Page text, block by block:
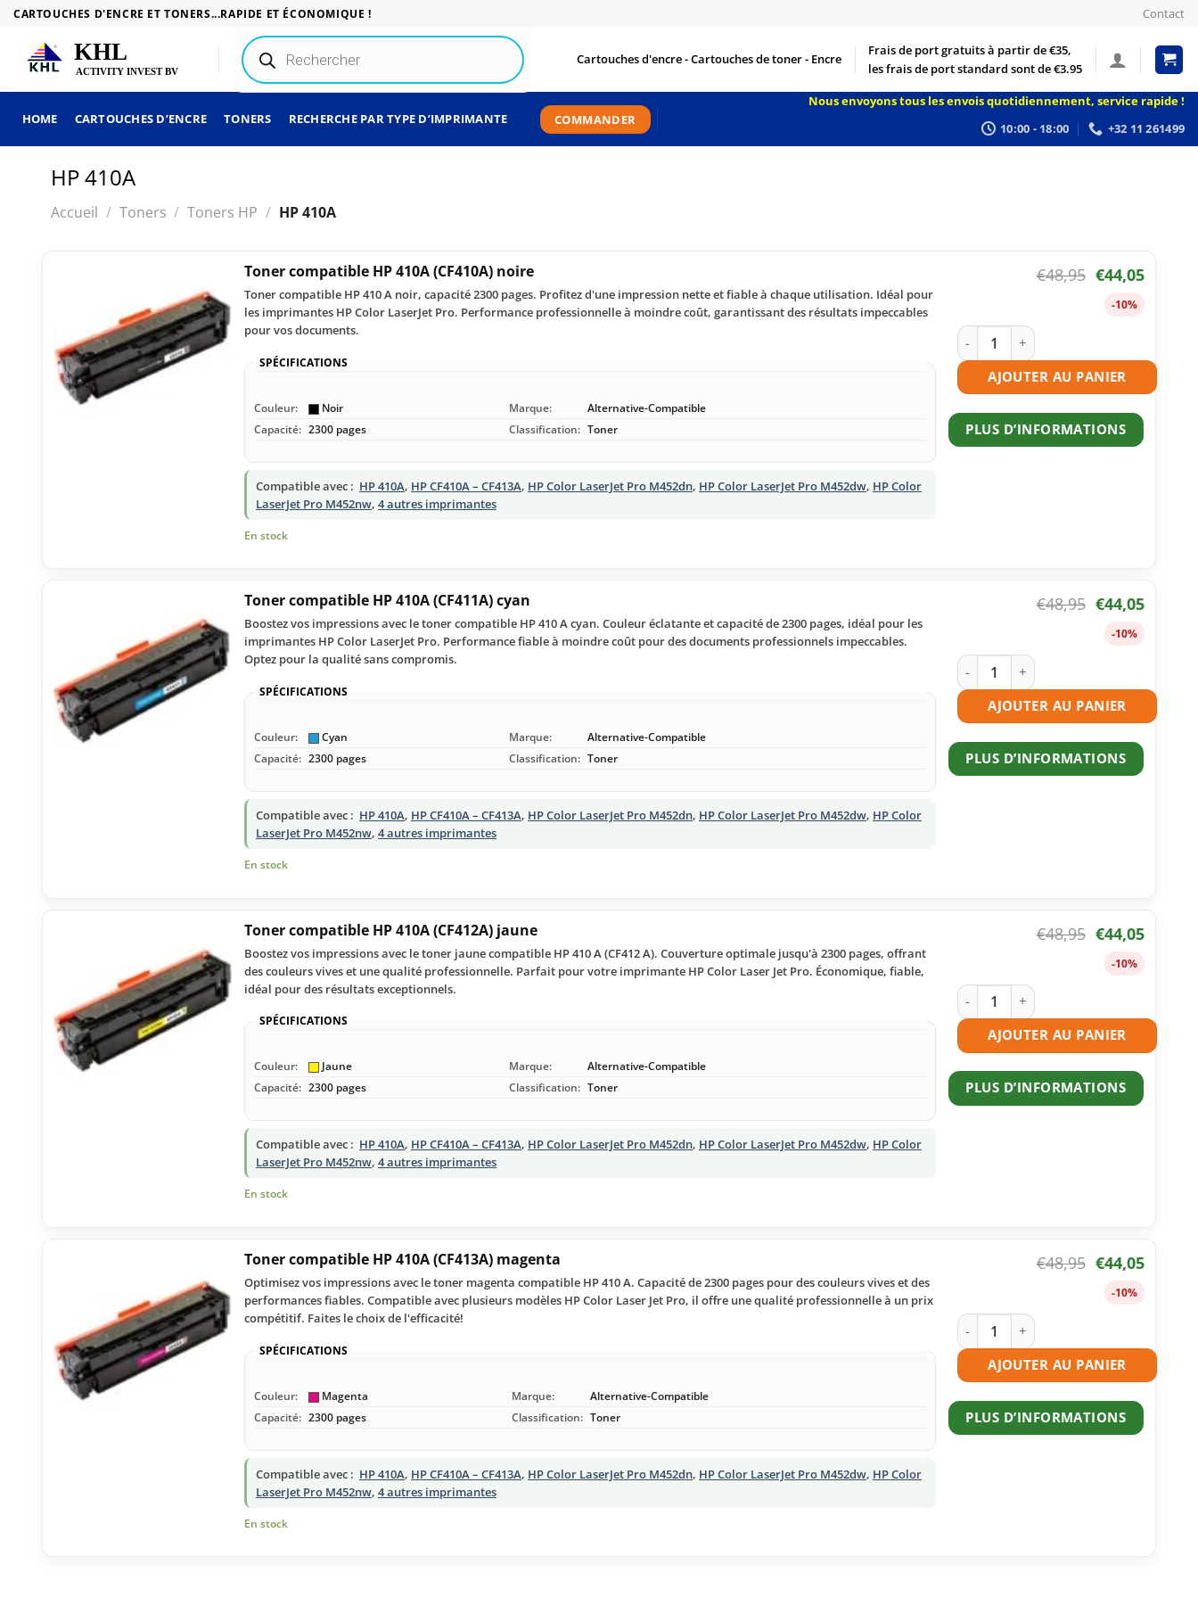
Passer
contenu
CARTOUCHES D'ENCRE ET TONERS...RAPIDE ET ÉCONOMIQUE ! Contact
Recherche
de
produits Cartouches d'encre - Cartouches de toner - Encre
Frais de port gratuits à partir de €35,
les frais de port standard sont de €3.95
HOME CARTOUCHES D’ENCRE TONERS RECHERCHE PAR TYPE D’IMPRIMANTE COMMANDER
Nous envoyons tous les envois quotidiennement, service rapide !
10:00 - 18:00
+32 11 261499
HP 410A
Accueil / Toners / Toners HP / HP 410A
Toner compatible HP 410A (CF410A) noire
Toner compatible HP 410 A noir, capacité 2300 pages. Profitez d'une impression nette et fiable à chaque utilisation. Idéal pour
les imprimantes HP Color LaserJet Pro. Performance professionnelle à moindre coût, garantissant des résultats impeccables
pour vos documents.
SPÉCIFICATIONS
Couleur: Noir Marque:
Alternative-Compatible
Capacité: 2300 pages Classification: Toner
Compatible avec : HP 410A, HP CF410A – CF413A, HP Color LaserJet Pro M452dn, HP Color LaserJet Pro M452dw, HP Color
LaserJet Pro M452nw, 4 autres imprimantes
En stock
€48,95 €44,05
-10%
quantité de Toner compatible HP 410A
AJOUTER AU PANIER
PLUS D’INFORMATIONS
Toner compatible HP 410A (CF411A) cyan
Boostez vos impressions avec le toner compatible HP 410 A cyan. Couleur éclatante et capacité de 2300 pages, idéal pour les
imprimantes HP Color LaserJet Pro. Performance fiable à moindre coût pour des documents professionnels impeccables.
Optez pour la qualité sans compromis.
SPÉCIFICATIONS
Couleur: Cyan Marque:
Alternative-Compatible
Capacité: 2300 pages Classification: Toner
Compatible avec : HP 410A, HP CF410A – CF413A, HP Color LaserJet Pro M452dn, HP Color LaserJet Pro M452dw, HP Color
LaserJet Pro M452nw, 4 autres imprimantes
En stock
€48,95 €44,05
-10%
quantité de Toner compatible HP 410A
AJOUTER AU PANIER
PLUS D’INFORMATIONS
Toner compatible HP 410A (CF412A) jaune
Boostez vos impressions avec le toner jaune compatible HP 410 A (CF412 A). Couverture optimale jusqu'à 2300 pages, offrant
des couleurs vives et une qualité professionnelle. Parfait pour votre imprimante HP Color Laser Jet Pro. Économique, fiable,
idéal pour des résultats exceptionnels.
SPÉCIFICATIONS
Couleur: Jaune Marque:
Alternative-Compatible
Capacité: 2300 pages Classification: Toner
Compatible avec : HP 410A, HP CF410A – CF413A, HP Color LaserJet Pro M452dn, HP Color LaserJet Pro M452dw, HP Color
LaserJet Pro M452nw, 4 autres imprimantes
En stock
€48,95 €44,05
-10%
quantité de Toner compatible HP 410A
AJOUTER AU PANIER
PLUS D’INFORMATIONS
Toner compatible HP 410A (CF413A) magenta
Optimisez vos impressions avec le toner magenta compatible HP 410 A. Capacité de 2300 pages pour des couleurs vives et des
performances fiables. Compatible avec plusieurs modèles HP Color Laser Jet Pro, il offre une qualité professionnelle à un prix
compétitif. Faites le choix de l'efficacité!
SPÉCIFICATIONS
Couleur: Magenta Marque:
Alternative-Compatible
Capacité: 2300 pages Classification: Toner
Compatible avec : HP 410A, HP CF410A – CF413A, HP Color LaserJet Pro M452dn, HP Color LaserJet Pro M452dw, HP Color
LaserJet Pro M452nw, 4 autres imprimantes
En stock
€48,95 €44,05
-10%
quantité de Toner compatible HP 410A
AJOUTER AU PANIER
PLUS D’INFORMATIONS